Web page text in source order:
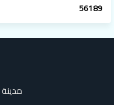
56189